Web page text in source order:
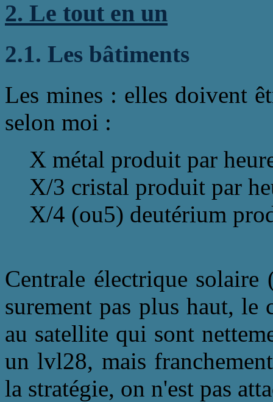
2. Le tout en un
2.1. Les bâtiments
Les mines : elles doivent
selon moi :
X métal produit par
X/3 cristal produit par
X/4 (ou5) deutérium
Centrale électrique
surement pas plus haut, le
au satellite qui sont
un lvl28, mais
la stratégie, on n'est pas